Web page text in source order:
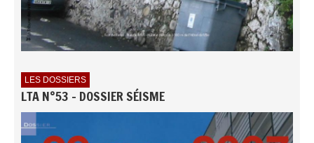
LES DOSSIERS
LTA N°53 - DOSSIER SÉISME